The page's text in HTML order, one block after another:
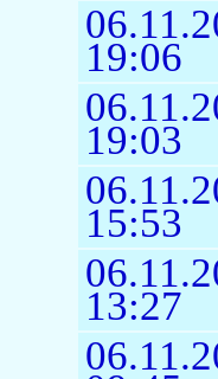
19:06
19:03
15:53
13:27